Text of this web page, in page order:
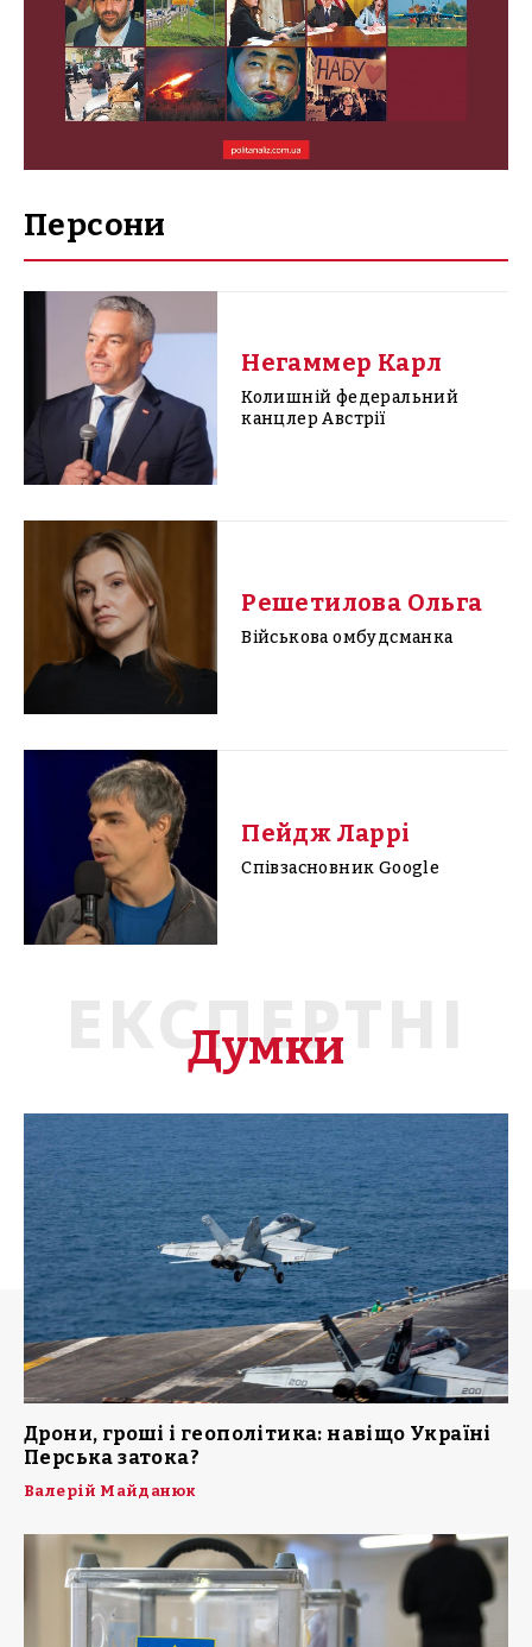
Персони
Негаммер Карл
Колишній федеральний
канцлер Австрії
Решетилова Ольга
Військова омбудсманка
Пейдж Ларрі
Співзасновник Google
ЕКСПЕРТНІ
Думки
Дрони, гроші і геополітика: навіщо Україні
Перська затока?
Валерій Майданюк